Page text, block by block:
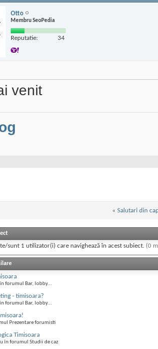
Otto
Membru SeoPedia
Reputatie: 34
venit
« Salutari din
sunt 1 utilizator(i) care navighează în acest subiect. (0
forumul Bar, lobby...
- timisoara?
forumul Bar, lobby...
Prezentare forumisti
Timisoara
în forumul Studii de caz